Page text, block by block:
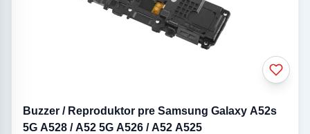
Buzzer / Reproduktor pre Samsung Galaxy A52s
5G A528 / A52 5G A526 / A52 A525